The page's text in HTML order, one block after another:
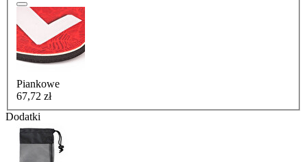
Piankowe
67,72 zł
Dodatki